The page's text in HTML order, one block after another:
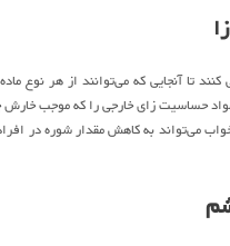
کنند تا آنجایی که می‌توانند از هر
حساسیت زای خارجی را که موجب
می‌تواند به کاهش مقدار شوره در